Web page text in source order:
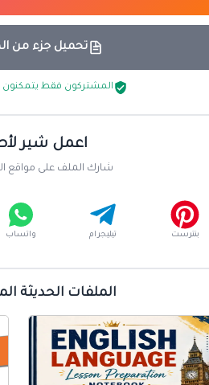
تحميل جزء من
المشتركون فقط يتمكنون
اعمل شير
شارك الملف على مواقع
بنترست تيليجرام واتساب
الملفات الحديثة